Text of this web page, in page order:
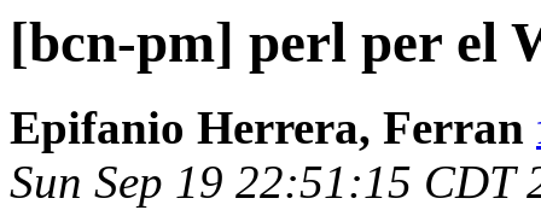
[bcn-pm] perl per el
Epifanio Herrera, Ferran
Sun Sep 19 22:51:15 CDT